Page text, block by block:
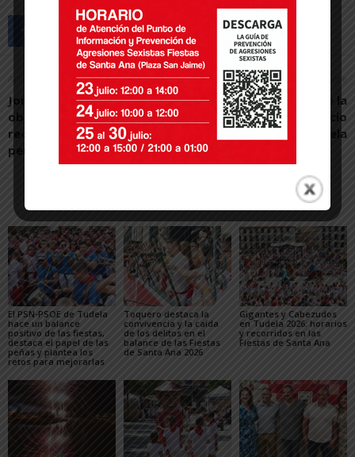
Artículo anterior
Jorge Fernández: «Mi
objetivo en La Peña es
recuperar las sensaciones
perdidas en la portería»
Artículo siguiente
Se desprende parte de la
cubierta del nuevo palacio
de Justicia de Tudela
El PSN-PSOE de Tudela
hace un balance
positivo de las fiestas,
destaca el papel de las
peñas y plantea los
retos para mejorarlas
Toquero destaca la
convivencia y la caída
de los delitos en el
balance de las Fiestas
de Santa Ana 2026
Gigantes y Cabezudos
en Tudela 2026: horarios
y recorridos en las
Fiestas de Santa Ana